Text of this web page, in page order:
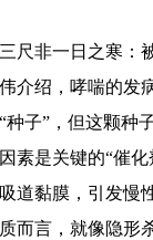
非一日之寒：被
绍，哮喘的发病
种子”，但这颗种
是关键的“催化
道黏膜，引发慢
而言，就像隐形